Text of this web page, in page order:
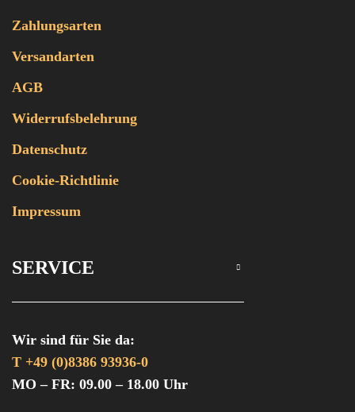
Zahlungsarten
Versandarten
AGB
Widerrufsbelehrung
Datenschutz
Cookie-Richtlinie
Impressum
SERVICE
Wir sind für Sie da:
T +49 (0)8386 93936-0
MO – FR: 09.00 – 18.00 Uhr